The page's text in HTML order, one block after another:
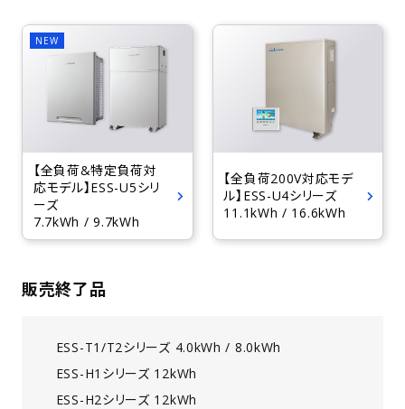
【全負荷&特定負荷対
応モデル】ESS-U5シリ
ーズ
7.7kWh / 9.7kWh
【全負荷200V対応モデ
ル】ESS-U4シリーズ
11.1kWh / 16.6kWh
販売終了品
ESS-T1/T2シリーズ 4.0kWh / 8.0kWh
ESS-H1シリーズ 12kWh
ESS-H2シリーズ 12kWh